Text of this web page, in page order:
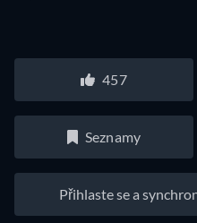
457
Seznamy
Přihlaste se a